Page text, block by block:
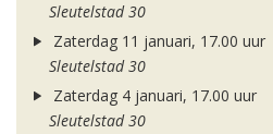
Sleutelstad 30
Zaterdag 11 januari, 17.00 uur
Sleutelstad 30
Zaterdag 4 januari, 17.00 uur
Sleutelstad 30